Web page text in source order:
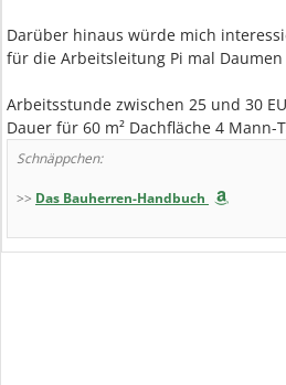
Darüber hinaus würde mich
für die Arbeitsleitung Pi mal
Arbeitsstunde zwischen 25 und 30
Dauer für 60 m² Dachfläche 4 Mann-
Schnäppchen:
>> Das Bauherren-Handbuch